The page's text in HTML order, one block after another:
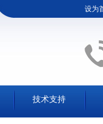
设为
技术支持